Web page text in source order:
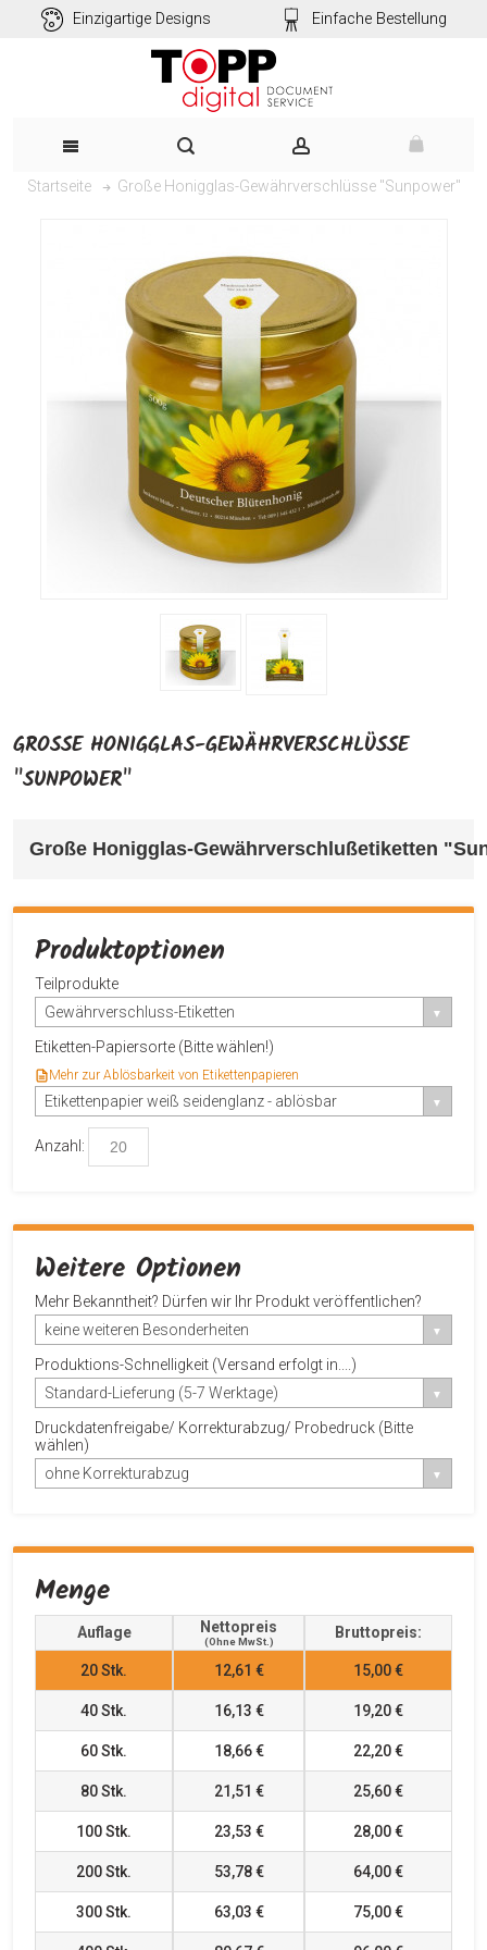
Einzigartige Designs Einfache Bestellung
Startseite Große Honigglas-Gewährverschlüsse "Sunpower"
GROSSE HONIGGLAS-GEWÄHRVERSCHLÜSSE "
SUNPOWER"
Große Honigglas-Gewährverschlußetiketten
Produktoptionen
Teilprodukte
Gewährverschluss-Etiketten
Etiketten-Papiersorte (Bitte wählen!)
Mehr zur Ablösbarkeit von Etikettenpapieren
Etikettenpapier weiß seidenglanz - ablösbar
Anzahl:
Weitere Optionen
Mehr Bekanntheit? Dürfen wir Ihr Produkt veröffentlichen?
keine weiteren Besonderheiten
Produktions-Schnelligkeit (Versand erfolgt in....)
Standard-Lieferung (5-7 Werktage)
Druckdatenfreigabe/ Korrekturabzug/ Probedruck (Bitte
wählen)
ohne Korrekturabzug
Menge
Auflage Nettopreis
(ohne MwSt.)
Bruttopreis:
20Stk. 12,61 € 15,00 €
40Stk. 16,13 € 19,20 €
60Stk. 18,66 € 22,20 €
80Stk. 21,51 € 25,60 €
100Stk. 23,53 € 28,00 €
200Stk. 53,78 € 64,00 €
300Stk. 63,03 € 75,00 €